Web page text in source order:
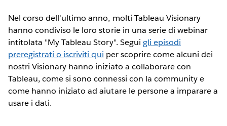
Nel corso dell'ultimo anno, molti Tableau Visionary
hanno condiviso le loro storie in una serie di webinar
intitolata "My Tableau Story". Segui gli episodi
preregistrati o iscriviti qui per scoprire come alcuni dei
nostri Visionary hanno iniziato a collaborare con
Tableau, come si sono connessi con la community e
come hanno iniziato ad aiutare le persone a imparare a
usare i dati.